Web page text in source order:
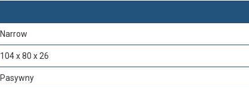
Narrow
104 x 80 x 26
Pasywny